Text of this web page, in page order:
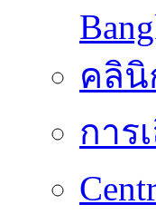
คลินิ
การ